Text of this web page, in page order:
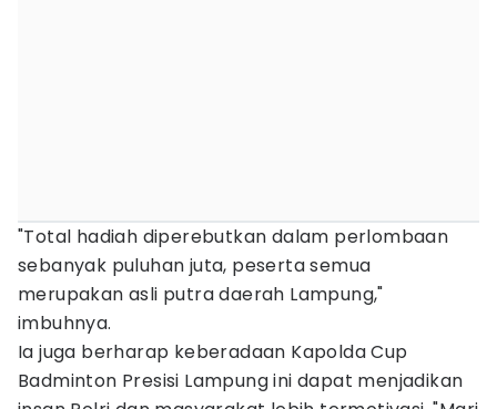
"Total hadiah diperebutkan dalam perlombaan
sebanyak puluhan juta, peserta semua
merupakan asli putra daerah Lampung,"
imbuhnya.
Ia juga berharap keberadaan Kapolda Cup
Badminton Presisi Lampung ini dapat menjadikan